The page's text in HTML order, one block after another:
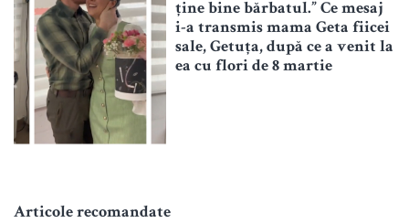
ține bine bărbatul.” Ce mesaj
i-a transmis mama Geta fiicei
sale, Getuța, după ce a venit la
ea cu flori de 8 martie
Articole recomandate